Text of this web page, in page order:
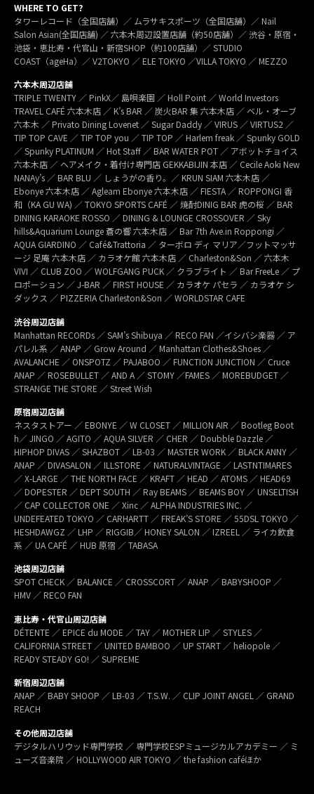
WHERE TO GET?
タワーレコード（全国店舗）／ ムラサキスポーツ（全国店舗）／ Nail
Salon Asian(全国店舗) ／ 六本木周辺設置店舗（約50店舗）／ 渋谷・原宿・
池袋・恵比寿・代官山・新宿SHOP（約100店舗）／ STUDIO
COAST（ageHa）／ V2TOKYO ／ ELE TOKYO ／VILLA TOKYO ／ MEZZO
六本木周辺店舗
TRIPLE TWENTY ／ PinkX／ 島唄楽園 ／ Holl Point ／ World Investors
TRAVEL CAFÉ 六本木店 ／ K’s BAR ／ 炭火BAR 集 六本木店 ／ ベル・オーブ
六本木 ／ Privato Dining Lovenet ／ Sugar Daddy ／ VIRUS ／ VIRTUS2 ／
TIP TOP CAVE ／ TIP TOP you ／ TIP TOP ／ Harlem freak ／ Spunky GOLD
／ Spunky PLATINUM ／ Hot Staff ／ BAR WATER POT ／ アボットチョイス
六本木店 ／ ヘアメイク・着付け専門店 GEKKABIJIN 本店 ／ Cecile Aoki New
NANAy’s ／ BAR BLU ／ しょうがの香り。／ KRUN SIAM 六本木店 ／
Ebonye 六本木店 ／ Agleam Ebonye 六本木店 ／ FIESTA ／ ROPPONGI 香
和（KA GU WA) ／ TOKYO SPORTS CAFÉ ／ 焼酎DINIG BAR 虎の桜 ／ BAR
DINING KARAOKE ROSSO ／ DINING & LOUNGE CROSSOVER ／ Sky
hills&Aquarium Lounge 蒼の響 六本木店 ／ Bar 7th Ave.in Roppongi ／
AQUA GIARDINO ／ Café&Trattoria ／ ターボロ ディ マリア／フットマッサ
ージ 足庵 六本木店 ／ カラオケ館 六本木店 ／ Charleston&Son ／ 六本木
VIVI ／ CLUB ZOO ／ WOLFGANG PUCK ／ クラブライト ／ Bar FreeLe ／ プ
ロポーション ／ J-BAR ／ FIRST HOUSE ／ カラオケ パセラ ／ カラオケ シ
ダックス ／ PIZZERIA Charleston&Son ／ WORLDSTAR CAFE
渋谷周辺店舗
Manhattan RECORDs ／ SAM’s Shibuya ／ RECO FAN ／イシバシ楽器 ／ ア
パレル系 ／ ANAP ／ Grow Around ／ Manhattan Clothes&Shoes ／
AVALANCHE ／ ONSPOTZ ／ PAJABOO ／ FUNCTION JUNCTION ／ Cruce
ANAP ／ ROSEBULLET ／ AND A ／ STOMY ／FAMES ／ MOREBUDGET ／
STRANGE THE STORE ／ Street Wish
原宿周辺店舗
ネスタストアー ／ EBONYE ／ W CLOSET ／ MILLION AIR ／ Bootleg Boot
h／ JINGO ／ AGITO ／ AQUA SILVER ／ CHER ／ Doubble Dazzle ／
HIPHOP DIVAS ／ SHAZBOT ／ LB-03 ／ MASTER WORK ／ BLACK ANNY ／
ANAP ／ DIVASALON ／ ILLSTORE ／ NATURALVINTAGE ／ LASTNTIMARES
／ X-LARGE ／ THE NORTH FACE ／ KRAFT ／ HEAD ／ ATOMS ／ HEAD69
／ DOPESTER ／ DEPT SOUTH ／ Ray BEAMS ／ BEAMS BOY ／ UNSELTISH
／ CAP COLLECTOR ONE ／ Xinc ／ ALPHA INDUSTRIES INC. ／
UNDEFEATED TOKYO ／ CARHARTT ／ FREAK’S STORE ／ 55DSL TOKYO ／
HESHDAWGZ ／ LHP ／ RIGGIB／ HONEY SALON ／ IZREEL ／ ライカ飲食
系 ／ UA CAFÉ ／ HUB 原宿 ／ TABASA
池袋周辺店舗
SPOT CHECK ／ BALANCE ／ CROSSCORT ／ ANAP ／ BABYSHOOP ／
HMV ／ RECO FAN
恵比寿・代官山周辺店舗
DÉTENTE ／ EPICE du MODE ／ TAY ／ MOTHER LIP ／ STYLES ／
CALIFORNIA STREET ／ UNITED BAMBOO ／ UP START ／ heliopole ／
READY STEADY GO! ／ SUPREME
新宿周辺店舗
ANAP ／ BABY SHOOP ／ LB-03 ／ T.S.W. ／ CLIP JOINT ANGEL ／ GRAND
REACH
その他周辺店舗
デジタルハリウッド専門学校 ／ 専門学校ESPミュージカルアカデミー ／ ミ
ューズ音楽院 ／ HOLLYWOOD AIR TOKYO ／ the fashion caféほか